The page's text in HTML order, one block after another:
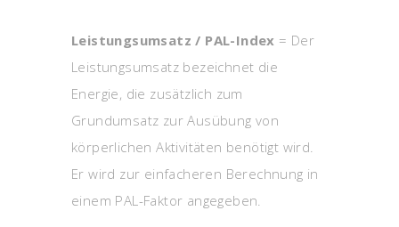
Leistungsumsatz / PAL-Index = Der
Leistungsumsatz bezeichnet die
Energie, die zusätzlich zum
Grundumsatz zur Ausübung von
körperlichen Aktivitäten benötigt wird.
Er wird zur einfacheren Berechnung in
einem PAL-Faktor angegeben.